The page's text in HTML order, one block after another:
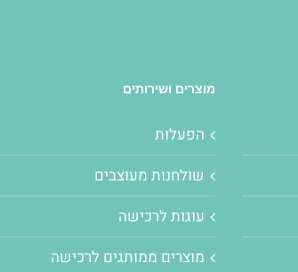
מוצרים ושירותים
הפעלות
שולחנות מעוצבים
עוגות לרכישה
מוצרים ממותגים לרכישה